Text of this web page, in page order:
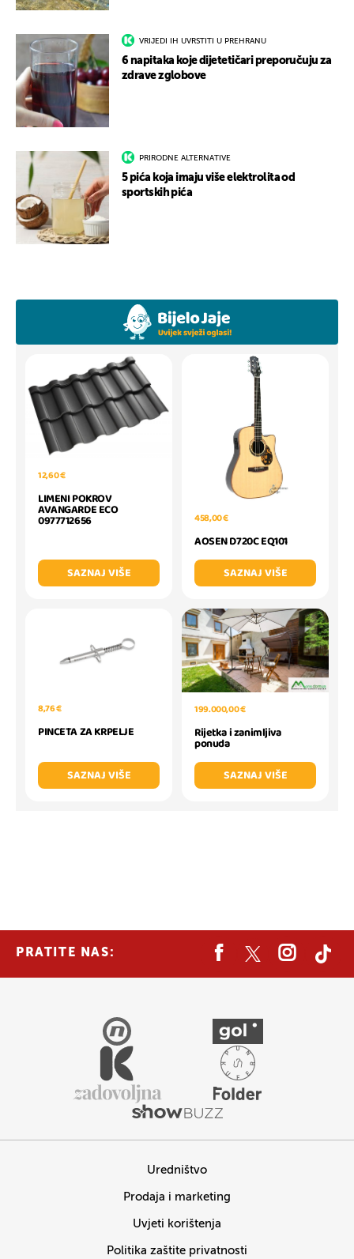
VRIJEDI IH UVRSTITI U PREHRANU
6 napitaka koje dijetetičari preporučuju za
zdrave zglobove
PRIRODNE ALTERNATIVE
5 pića koja imaju više elektrolita od
sportskih pića
12,60 €
LIMENI POKROV
AVANGARDE ECO
0977712656
SAZNAJ VIŠE
458,00 €
AOSEN D720C EQ101
SAZNAJ VIŠE
8,76 €
PINCETA ZA KRPELJE
SAZNAJ VIŠE
199.000,00 €
Rijetka i zanimljiva
ponuda
SAZNAJ VIŠE
PRATITE NAS:
Uredništvo
Prodaja i marketing
Uvjeti korištenja
Politika zaštite privatnosti